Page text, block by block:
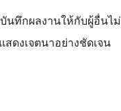
นทึกผลงานให้กับผู้อื่นไม่
ดงเจตนาอย่างชัดเจน